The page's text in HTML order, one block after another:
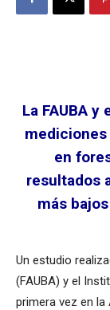
La FAUBA
en
resultados
más
Un estudio
(FAUBA) y el
primera vez en